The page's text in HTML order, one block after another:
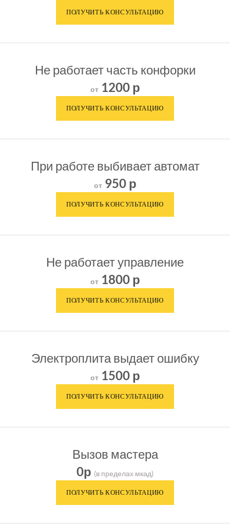
Не работает часть конфорки
от1200 р
При работе выбивает автомат
от950 р
Не работает управление
от1800 р
Электроплита выдает ошибку
от1500 р
Вызов мастера
0р (в пределах мкад)